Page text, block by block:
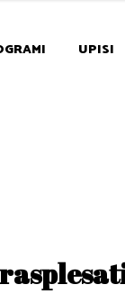
UPISI